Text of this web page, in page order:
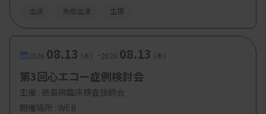
血液 免疫血清 生理
2026. 08.13（木） -2026. 08.13（木）
第3回心エコー症例検討会
主催 : 徳島県臨床検査技師会
開催場所 : WEB